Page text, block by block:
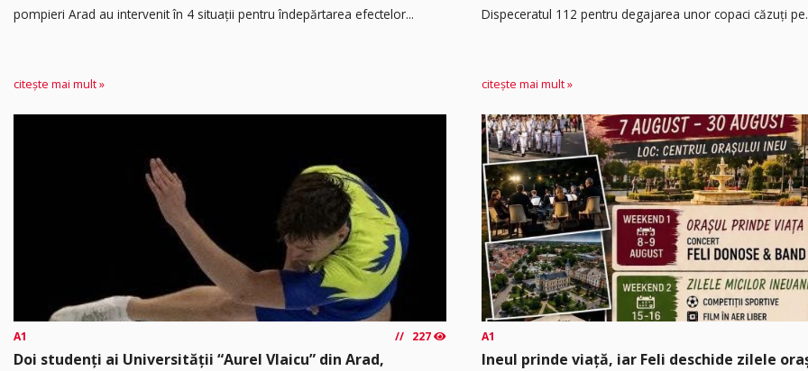
pompieri Arad au intervenit în 4 situații pentru îndepărtarea efectelor...
citește mai mult »
Dispeceratul 112 pentru degajarea unor copaci căzuți
citește mai mult »
A1 227
Doi studenți ai Universității “Aurel Vlaicu” din Arad,
A1
Ineul prinde viață, iar Feli deschide zilele